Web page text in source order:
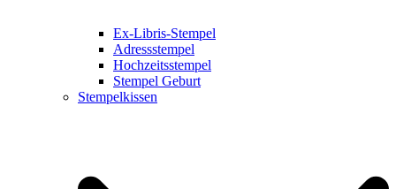
Ex-Libris-Stempel
Adressstempel
Hochzeitsstempel
Stempel Geburt
Stempelkissen